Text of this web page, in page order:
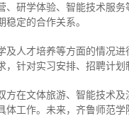
研学体验、智能技术服
定的合作关系。
人才培养等方面的情况
针对实习安排、招聘计划
在文体旅游、智能技术
工作。未来，齐鲁师范